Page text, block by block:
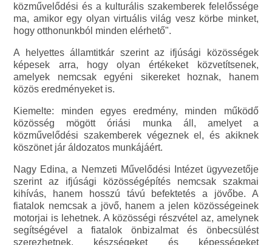
közművelődési és a kulturális szakemberek felelőssége
ma, amikor egy olyan virtuális világ vesz körbe minket,
hogy otthonunkból minden elérhető".
A helyettes államtitkár szerint az ifjúsági közösségek
képesek arra, hogy olyan értékeket közvetítsenek,
amelyek nemcsak egyéni sikereket hoznak, hanem
közös eredményeket is.
Kiemelte: minden egyes eredmény, minden működő
közösség mögött óriási munka áll, amelyet a
közművelődési szakemberek végeznek el, és akiknek
köszönet jár áldozatos munkájáért.
Nagy Edina, a Nemzeti Művelődési Intézet ügyvezetője
szerint az ifjúsági közösségépítés nemcsak szakmai
kihívás, hanem hosszú távú befektetés a jövőbe. A
fiatalok nemcsak a jövő, hanem a jelen közösségeinek
motorjai is lehetnek. A közösségi részvétel az, amelynek
segítségével a fiatalok önbizalmat és önbecsülést
szerezhetnek, készségeket és képességeket